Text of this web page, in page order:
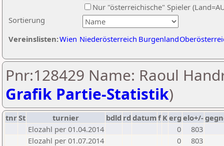
Sortierung
Nur "österreichische" Spieler
Vereinslisten:Wien Niederösterreich Burgenland
Pnr:128429 Name: Raoul
Grafik Partie-Statistik)
tnrSt turnier bdld rd datumf Kerg elo+/-
Elozahl per 01.04.2014
0
803
Elozahl per 01.07.2014
0
803